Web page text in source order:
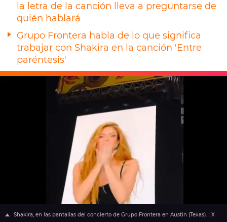
la letra de la canción lleva a preguntarse de
quién hablará
Grupo Frontera habla de lo que significa
trabajar con Shakira en la canción 'Entre
paréntesis'
Shakira, en las pantallas del concierto de Grupo Frontera en Austin (Texas). | X